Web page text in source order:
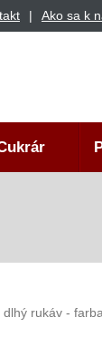
Ako sa k
rukáv -